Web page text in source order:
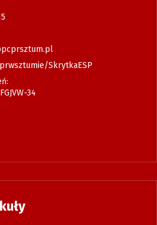
SkrytkaESP
34